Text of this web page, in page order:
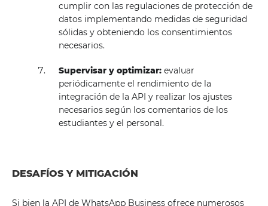
cumplir con las regulaciones de protección de
datos implementando medidas de seguridad
sólidas y obteniendo los consentimientos
necesarios.
Supervisar y optimizar: evaluar
periódicamente el rendimiento de la
integración de la API y realizar los ajustes
necesarios según los comentarios de los
estudiantes y el personal.
DESAFÍOS Y MITIGACIÓN
Si bien la API de WhatsApp Business ofrece numerosos